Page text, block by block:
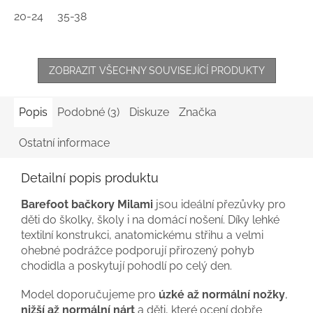
20-24 35-38
ZOBRAZIT VŠECHNY SOUVISEJÍCÍ PRODUKTY
Popis Podobné (3) Diskuze Značka
Ostatní informace
Detailní popis produktu
Barefoot bačkory Milami jsou ideální přezůvky pro
děti do školky, školy i na domácí nošení. Díky lehké
textilní konstrukci, anatomickému střihu a velmi
ohebné podrážce podporují přirozený pohyb
chodidla a poskytují pohodlí po celý den.
Model doporučujeme pro úzké až normální nožky,
nižší až normální nárt a děti, které ocení dobře